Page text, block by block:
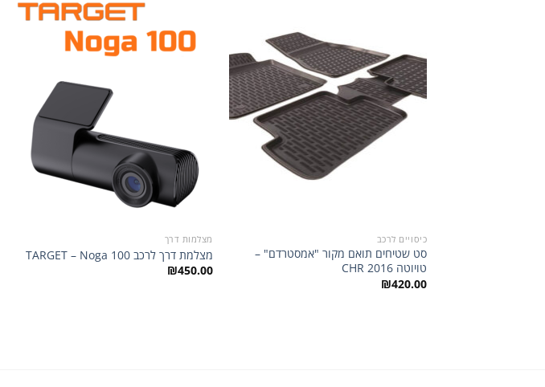
המשאלות
כיסויים לרכב
סט שטיחים תואם מקור "אמסטרדם" –
טויוטה CHR 2016
₪420.00
מצלמות דרך
מצלמת דרך לרכב TARGET – Noga 100
₪450.00